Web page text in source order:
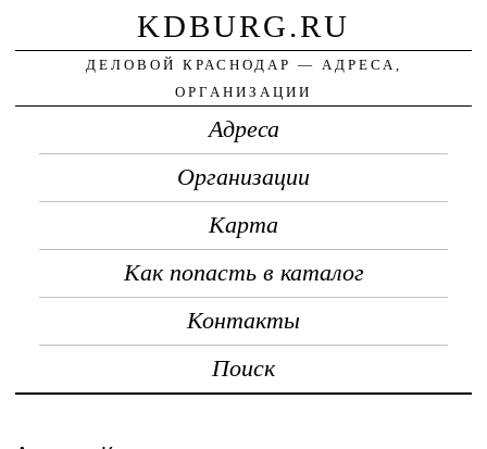
KDBURG.RU
ДЕЛОВОЙ КРАСНОДАР — АДРЕСА,
ОРГАНИЗАЦИИ
Адреса
Организации
Карта
Как попасть в каталог
Контакты
Поиск